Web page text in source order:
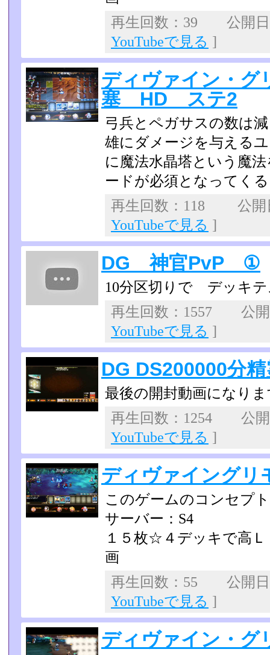
再生回数：39 公開
YouTubeで見る ]
ディヴァイン・グ
塞 HD ステ2
弓兵とペガサスの数は
雄にダメージを与える
に魔法水晶塔という魔
ードが必須となってく
再生回数：118 公
YouTubeで見る ]
DG 神官PvP ①
10分区切りで デッキ
再生回数：1557 公
YouTubeで見る ]
DG DS200000分
最後の開封動画になり
再生回数：1254 公
YouTubeで見る ]
ディヴァイングリ
このゲームのコンセプ
サーバー：S4
１５枚☆４デッキで高
画
再生回数：55 公開
YouTubeで見る ]
ディヴァイン・